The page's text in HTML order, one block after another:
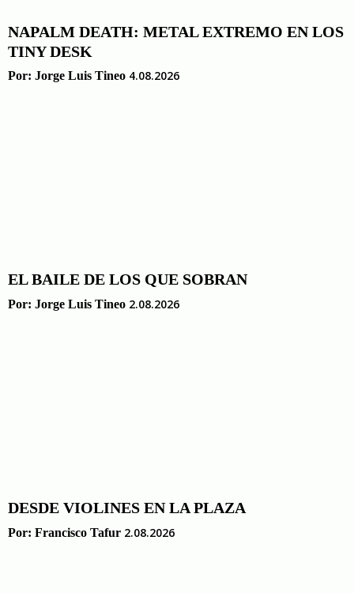
NAPALM DEATH: METAL EXTREMO EN LOS
TINY DESK
Por: Jorge Luis Tineo 4.08.2026
EL BAILE DE LOS QUE SOBRAN
Por: Jorge Luis Tineo 2.08.2026
DESDE VIOLINES EN LA PLAZA
Por: Francisco Tafur 2.08.2026